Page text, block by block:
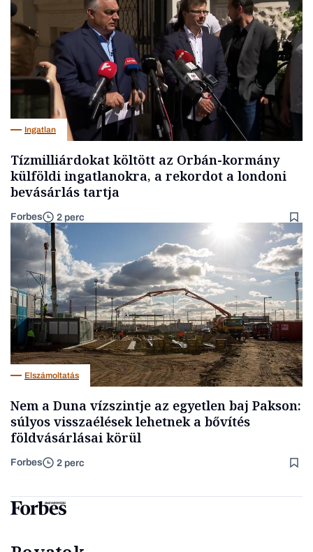
Ingatlan
Tízmilliárdokat költött az Orbán-kormány
külföldi ingatlanokra, a rekordot a londoni
bevásárlás tartja
Forbes 2 perc
Elszámoltatás
Nem a Duna vízszintje az egyetlen baj Pakson:
súlyos visszaélések lehetnek a bővítés
földvásárlásai körül
Forbes 2 perc